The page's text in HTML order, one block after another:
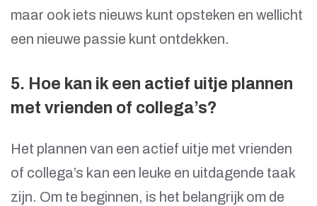
maar ook iets nieuws kunt opsteken en wellicht
een nieuwe passie kunt ontdekken.
5. Hoe kan ik een actief uitje plannen
met vrienden of collega’s?
Het plannen van een actief uitje met vrienden
of collega’s kan een leuke en uitdagende taak
zijn. Om te beginnen, is het belangrijk om de